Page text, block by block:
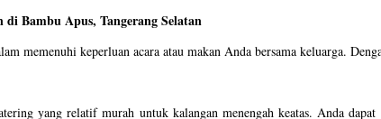
Bambu Apus, Tangerang Selatan
memenuhi keperluan acara atau makan Anda bersama keluarga.
yang relatif murah untuk kalangan menengah keatas. Anda